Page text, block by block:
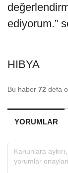
ediyorum.”
HIBYA
Bu haber 72 defa
YORUMLAR